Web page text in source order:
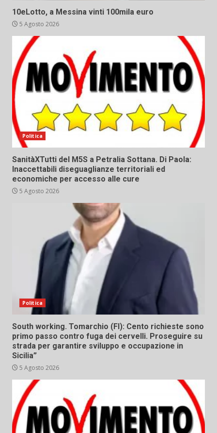
10eLotto, a Messina vinti 100mila euro
5 Agosto 2026
Politica
SanitàXTutti del M5S a Petralia Sottana. Di Paola:
Inaccettabili diseguaglianze territoriali ed
economiche per accesso alle cure
5 Agosto 2026
Politica
South working. Tomarchio (FI): Cento richieste sono
primo passo contro fuga dei cervelli. Proseguire su
strada per garantire sviluppo e occupazione in
Sicilia”
5 Agosto 2026